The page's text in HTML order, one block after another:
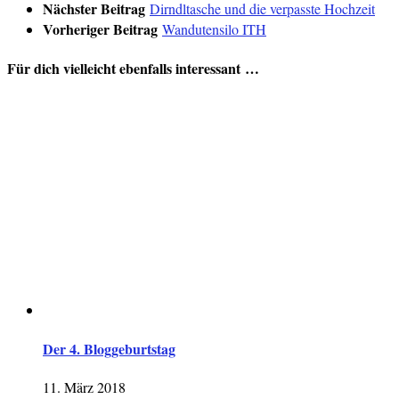
Nächster Beitrag Dirndltasche und die verpasste Hochzeit
Vorheriger Beitrag Wandutensilo ITH
Für dich vielleicht ebenfalls interessant …
Der 4. Bloggeburtstag
11. März 2018